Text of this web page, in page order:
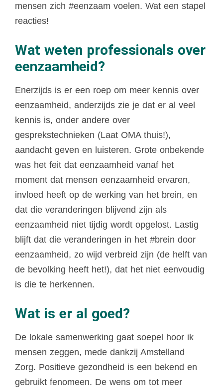
mensen zich #eenzaam voelen. Wat een stapel
reacties!
Wat weten professionals over
eenzaamheid?
Enerzijds is er een roep om meer kennis over
eenzaamheid, anderzijds zie je dat er al veel
kennis is, onder andere over
gesprekstechnieken (Laat OMA thuis!),
aandacht geven en luisteren. Grote onbekende
was het feit dat eenzaamheid vanaf het
moment dat mensen eenzaamheid ervaren,
invloed heeft op de werking van het brein, en
dat die veranderingen blijvend zijn als
eenzaamheid niet tijdig wordt opgelost. Lastig
blijft dat die veranderingen in het #brein door
eenzaamheid, zo wijd verbreid zijn (de helft van
de bevolking heeft het!), dat het niet eenvoudig
is die te herkennen.
Wat is er al goed?
De lokale samenwerking gaat soepel hoor ik
mensen zeggen, mede dankzij Amstelland
Zorg. Positieve gezondheid is een bekend en
gebruikt fenomeen. De wens om tot meer